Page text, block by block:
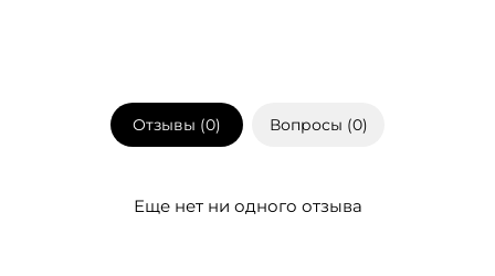
Отзывы (0) Вопросы (0)
Еще нет ни одного отзыва